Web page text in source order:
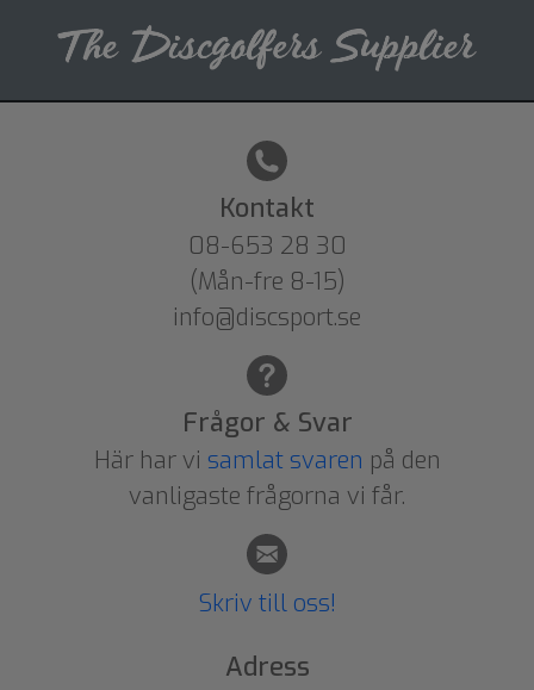
Kontakt
08-653 28 30
(Mån-fre 8-15)
info@discsport.se
Frågor & Svar
Här har vi samlat svaren på den
vanligaste frågorna vi får.
Skriv till oss!
Adress